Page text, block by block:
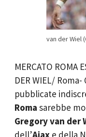
van der Wiel
MERCATO ROMA
DER WIEL/
pubblicate
Roma sarebbe
Gregory van der
dell’Ajax e della